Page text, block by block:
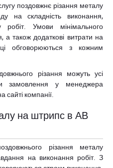
поздовжнє різання металу
на складність виконання,
Умови мінімального
а також додаткові витрати на
обговорюються з кожним
різання можуть усі
замовлення у менеджера
сайті компанії.
на штрипс в АВ
різання металу
на виконання робіт. З